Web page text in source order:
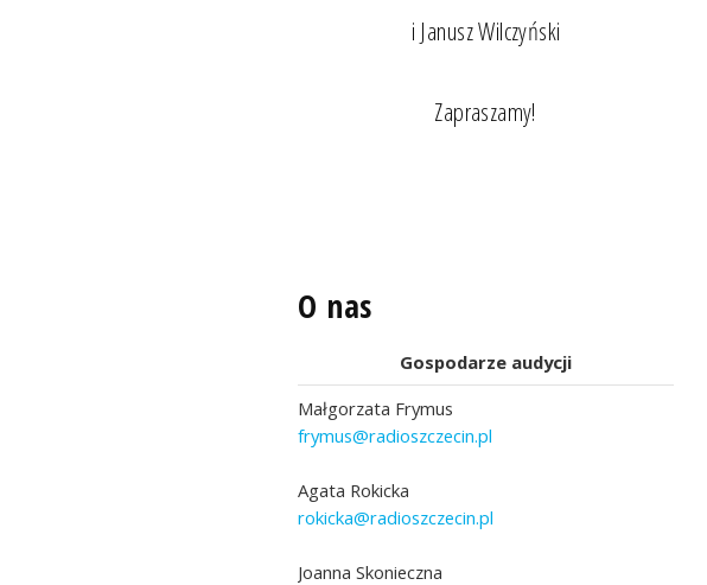
i Janusz Wilczyński
Zapraszamy!
O nas
Gospodarze audycji
Małgorzata Frymus
frymus@radioszczecin.pl
Agata Rokicka
rokicka@radioszczecin.pl
Joanna Skonieczna